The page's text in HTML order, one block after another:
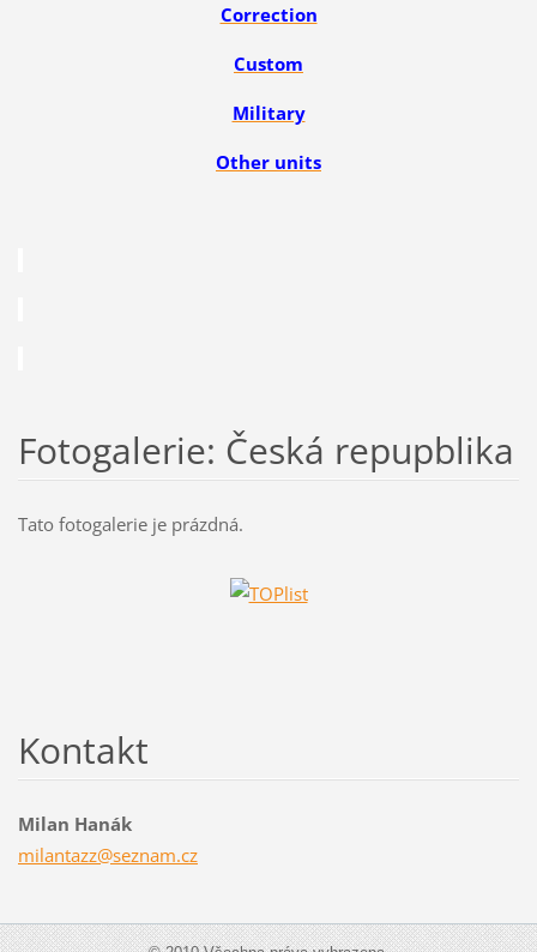
Correction
Custom
Military
Other units
Fotogalerie: Česká repupblika
Tato fotogalerie je prázdná.
Kontakt
Milan Hanák
milantazz@seznam.cz